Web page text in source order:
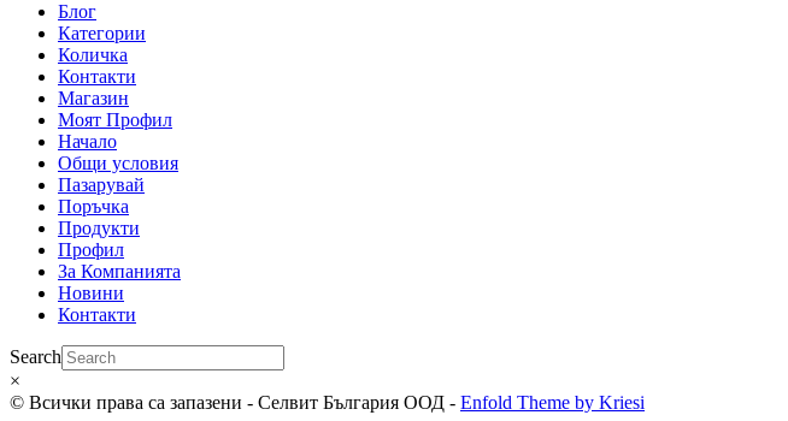
Блог
Категории
Количка
Контакти
Магазин
Моят Профил
Начало
Общи условия
Пазарувай
Поръчка
Продукти
Профил
За Компанията
Новини
Контакти
Search
×
© Всички права са запазени - Селвит България ООД - Enfold Theme by Kriesi